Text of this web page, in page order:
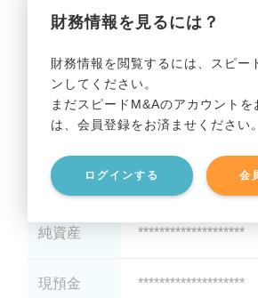
財務情報を見るには？
財務情報を閲覧するには、スピー
ンしてください。
まだスピードM&Aのアカウントを
は、会員登録をお済ませください。
ログインする 会
貸借対照表（B/S）
総資産 ********************
有利子負債 ********************
純資産 ********************
現預金 ********************